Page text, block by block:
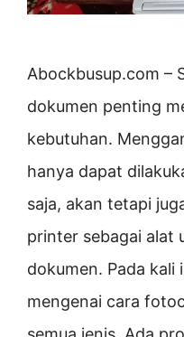
Abockbusup.com –
dokumen penting
kebutuhan.
hanya dapat
saja, akan tetapi
printer sebagai alat
dokumen. Pada kali
mengenai cara